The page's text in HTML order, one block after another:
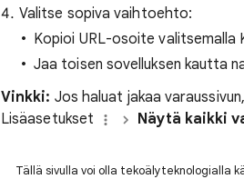
Valitse sopiva vaihtoehto:
Kopioi URL-osoite valitsemalla
Jaa toisen sovelluksen kautta
Vinkki: Jos haluat jakaa
Lisäasetukset
Näytä kaikki
Tällä sivulla voi olla tekoälyteknologialla